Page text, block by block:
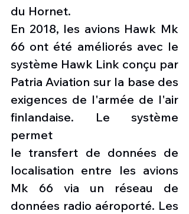
du Hornet.
En 2018, les avions Hawk Mk
66 ont été améliorés avec le
système Hawk Link conçu par
Patria Aviation sur la base des
exigences de l'armée de l'air
finlandaise. Le système
permet
le transfert de données de
localisation entre les avions
Mk 66 via un réseau de
données radio aéroporté. Les